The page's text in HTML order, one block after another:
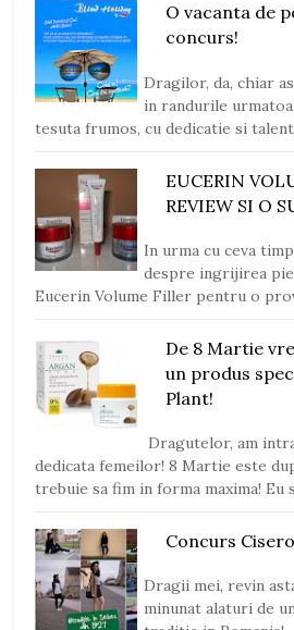
O vacanta de
concurs!
Dragilor, da, chiar
in randurile
tesuta frumos, cu dedicatie si
EUCERIN
REVIEW SI O
In urma cu ceva
despre ingrijirea
Eucerin Volume Filler pentru o
De 8 Martie
un produs
Plant!
Dragutelor, am
dedicata femeilor! 8 Martie este
trebuie sa fim in forma maxima! Eu
Concurs
Dragii mei, revin
minunat alaturi de